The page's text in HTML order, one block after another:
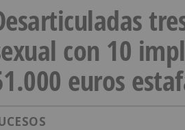
con 10
euros